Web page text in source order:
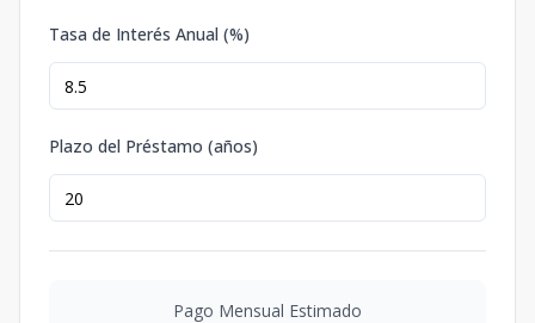
Tasa de Interés Anual (%)
Plazo del Préstamo (años)
Pago Mensual Estimado